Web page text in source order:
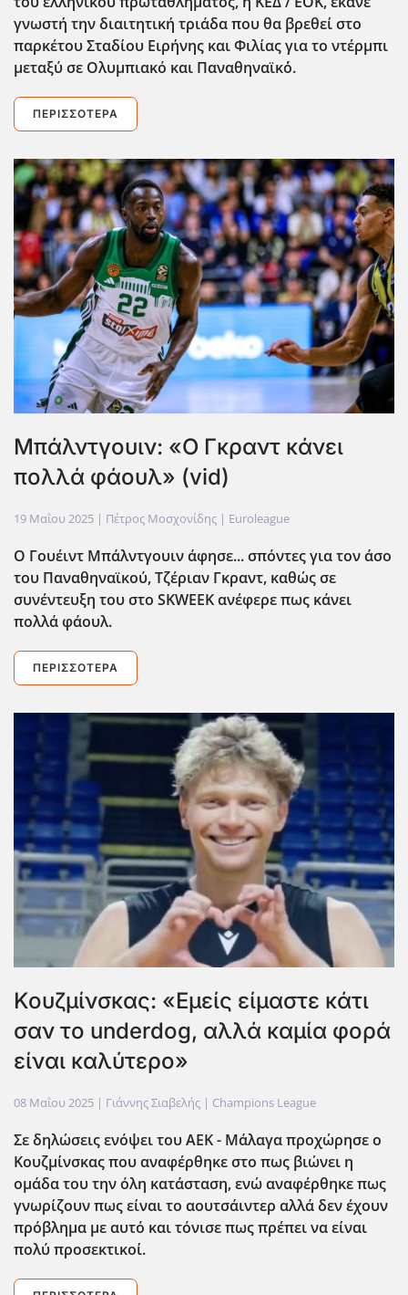
γνωστή την διαιτητική τριάδα που θα βρεθεί στο
παρκέτου Σταδίου Ειρήνης και Φιλίας για το ντέρμπι
μεταξύ σε Ολυμπιακό και Παναθηναϊκ΄ό.
ΠΕΡΙΣΣΌΤΕΡΑ
Μπάλντγουιν: «Ο Γκραντ κάνει
πολλά φάουλ» (vid)
19 Μαΐου 2025 | Πέτρος Μοσχονίδης | Euroleague
Ο Γουέιντ Μπάλντγουιν άφησε... σπόντες για τον άσο
του Παναθηναϊκού, Τζέριαν Γκραντ, καθώς σε
συνέντευξη του στο SKWEEK ανέφερε πως κάνει
πολλά φάουλ.
ΠΕΡΙΣΣΌΤΕΡΑ
Koυζμίνσκας: «Εμείς είμαστε κάτι
σαν το underdog, αλλά καμία φορά
είναι καλύτερο»
08 Μαΐου 2025 | Γιάννης Σιαβελής | Champions League
Σε δηλώσεις ενόψει του ΑΕΚ - Μάλαγα προχώρησε ο
Κουζμίνσκας που αναφέρθηκε στο πως βιώνει η
ομάδα του την όλη κατάσταση, ενώ αναφέρθηκε πως
γνωρίζουν πως είναι το αουτσάιντερ αλλά δεν έχουν
πρόβλημα με αυτό και τόνισε πως πρέπει να είναι
πολύ προσεκτικοί.